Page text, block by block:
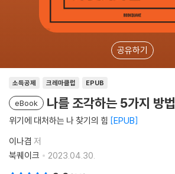
공유하기
소득공제 크레마클럽 EPUB
eBook 나를 조각하는 5가지 방법
위기에 대처하는 나 찾기의 힘 EPUB
이나겸 저
북퀘이크
2023.04.30.